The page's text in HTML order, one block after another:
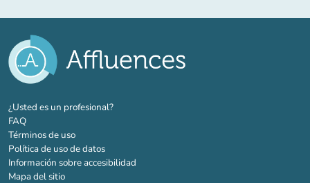
¿Usted es un profesional?(nueva pestaña)
FAQ
Términos de uso
Política de uso de datos
Información sobre accesibilidad
Mapa del sitio